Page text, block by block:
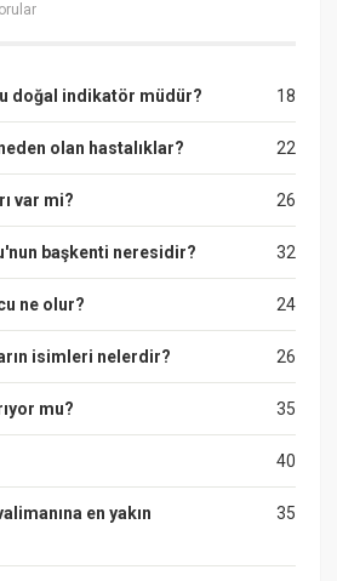
18
doğal indikatör müdür?
22
olan hastalıklar?
26
var mi?
32
başkenti neresidir?
24
ne olur?
26
isimleri nelerdir?
35
mu?
40
35
en yakın